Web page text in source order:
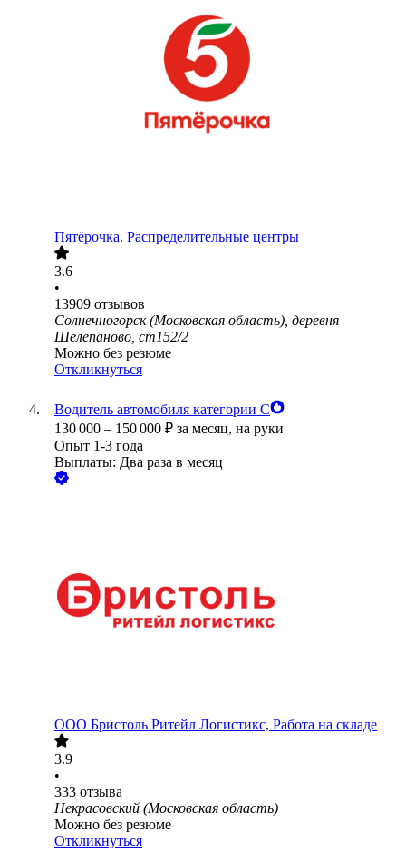
Пятёрочка. Распределительные центры
3.6
•
13909 отзывов
Солнечногорск (Московская область), деревня
Шелепаново, ст152/2
Можно без резюме
Откликнуться
Водитель автомобиля категории С
130 000 – 150 000 ₽ за месяц, на руки
Опыт 1-3 года
Выплаты: Два раза в месяц
ООО Бристоль Ритейл Логистикс, Работа на складе
3.9
•
333 отзыва
Некрасовский (Московская область)
Можно без резюме
Откликнуться